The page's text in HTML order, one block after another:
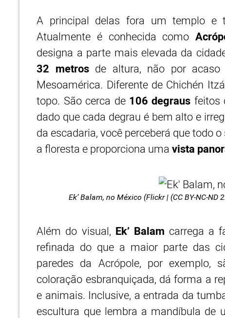
A principal delas fora um templo e
Atualmente é conhecida como
designa a parte mais elevada da
32 metrosde altura, não por acaso
Mesoamérica. Diferente de Chichén
topo. São cerca de 106 degraus feitos
dado que cada degrau é bem alto e
da escadaria, você perceberá que todo
a floresta e proporciona umavista
Ek’ Balam, no México (Flickr | (CC BY-NC-ND
Além do visual, Ek’ Balam carrega a
refinada do que a maior parte das
paredes da Acrópole, por exemplo,
coloração esbranquiçada, dá forma a
e animais. Inclusive, a entrada da
escultura que lembra a mandíbula de